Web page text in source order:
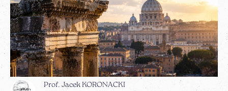
Prof. Jacek KORONACKI